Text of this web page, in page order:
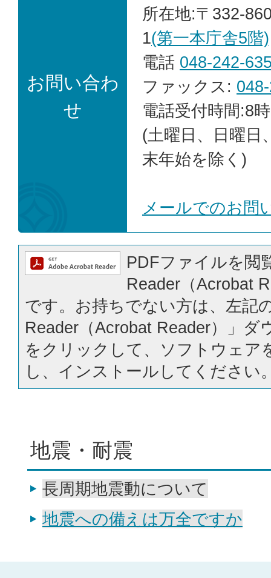
お問い合わ
せ
所在地:〒332-
1(第一本庁舎5階)
電話 048-242-
ファックス:
電話受付時間:8
(土曜日、日曜日
末年始を除く)
メールでのお問
PDFファイルを閲
Reader（Acrobat
です。お持ちでない方は、左記
Reader（Acrobat Reader）」ダ
をクリックして、ソフトウェア
し、インストールしてください
地震・耐震
長周期地震動について
地震への備えは万全ですか